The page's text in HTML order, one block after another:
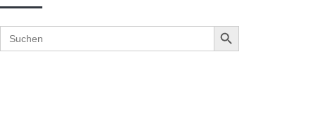
Search
for:
Search Button